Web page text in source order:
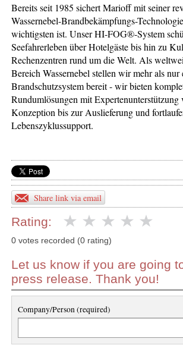
Bereits seit 1985 sichert Marioff mit seiner
Wassernebel-Brandbekämpfungs-
wichtigsten ist. Unser HI-FOG®-System
Seefahrerleben über Hotelgäste bis hin zu
Rechenzentren rund um die Welt. Als
Bereich Wassernebel stellen wir mehr als nur
Brandschutzsystem bereit - wir bieten
Rundumlösungen mit Expertenunterstützung
Konzeption bis zur Auslieferung und
Lebenszyklussupport.
Share link via email
Rating:
0 votes recorded (0 rating)
Let us know if you are going
press release. Thank you!
Company/Person (required)